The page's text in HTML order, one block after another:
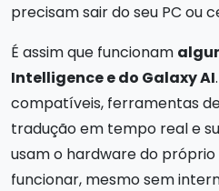
precisam sair do seu PC ou
É assim que funcionam
Intelligence e do Galaxy AI
compatíveis, ferramentas
tradução em tempo real e
usam o hardware do
funcionar, mesmo sem